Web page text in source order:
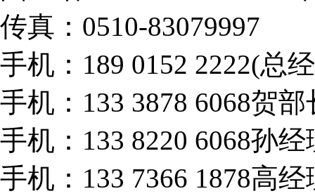
传真：0510-83079997
手机：189 0152 2222(总
手机：133 3878 6068贺
手机：133 8220 6068孙
手机：133 7366 1878高